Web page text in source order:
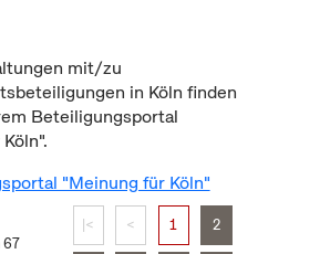
mit/zu
in Köln finden
Beteiligungsportal
"Meinung für Köln"
67
|< < 1 2